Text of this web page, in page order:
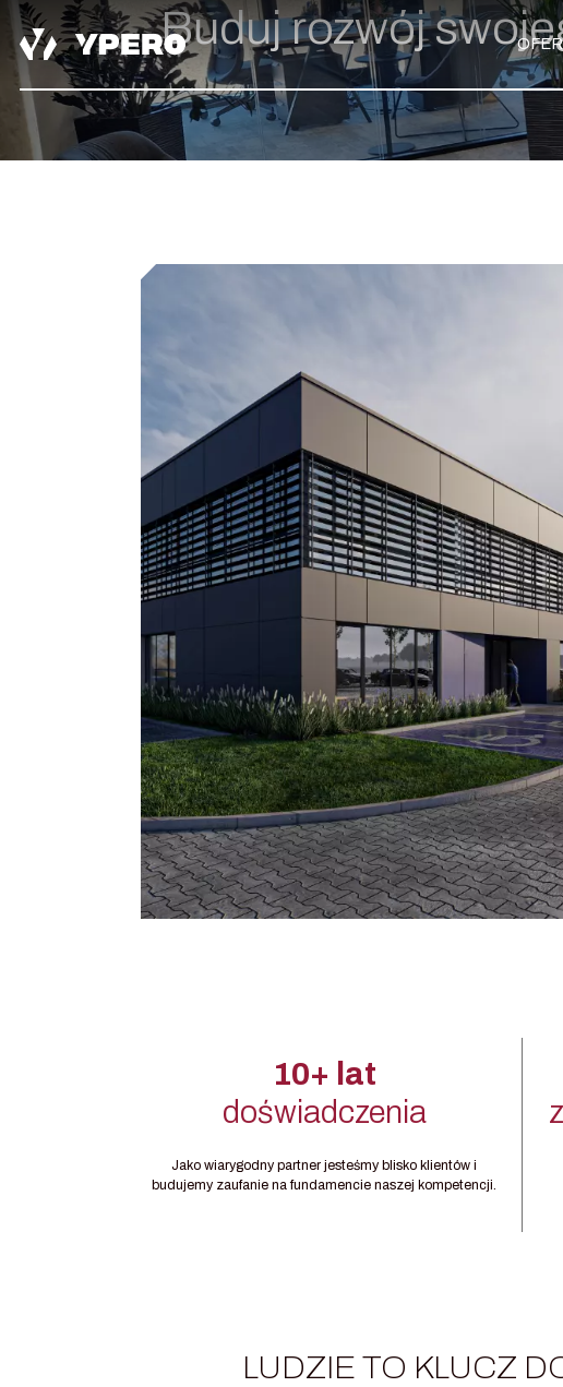
Buduj rozwój
10+ lat
doświadczenia
Jako wiarygodny partner jesteśmy blisko klientów i
budujemy zaufanie na fundamencie naszej kompetencji.
LUDZIE TO KLUCZ